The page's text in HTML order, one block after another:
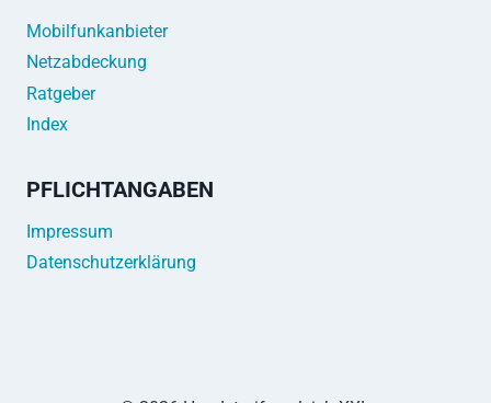
Mobilfunkanbieter
Netzabdeckung
Ratgeber
Index
PFLICHTANGABEN
Impressum
Datenschutzerklärung